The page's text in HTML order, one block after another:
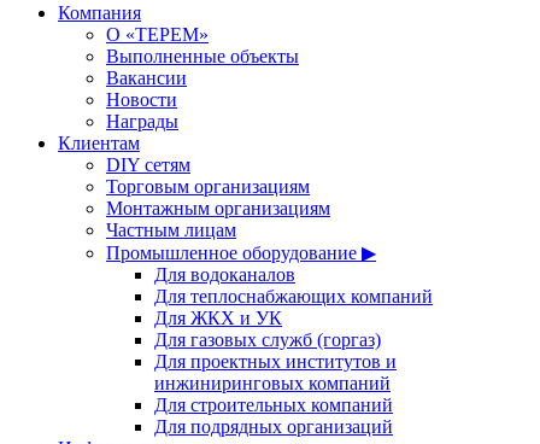
Компания
О «ТЕРЕМ»
Выполненные объекты
Вакансии
Новости
Награды
Клиентам
DIY сетям
Торговым организациям
Монтажным организациям
Частным лицам
Промышленное оборудование ▶
Для водоканалов
Для теплоснабжающих компаний
Для ЖКХ и УК
Для газовых служб (горгаз)
Для проектных институтов и
инжиниринговых компаний
Для строительных компаний
Для подрядных организаций